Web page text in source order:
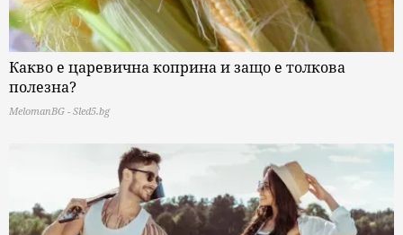
Какво е царевична коприна и защо е толкова
полезна?
MelomanBG - Sled5.bg